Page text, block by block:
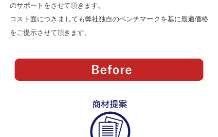
のサポートをさせて頂きます。
コスト面につきましても弊社独自のベンチマークを基に最適価格
をご提示させて頂きます。